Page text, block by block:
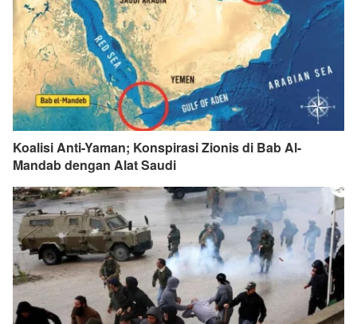
Koalisi Anti-Yaman; Konspirasi Zionis di Bab Al-
Mandab dengan Alat Saudi